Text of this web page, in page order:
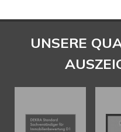
UNSERE